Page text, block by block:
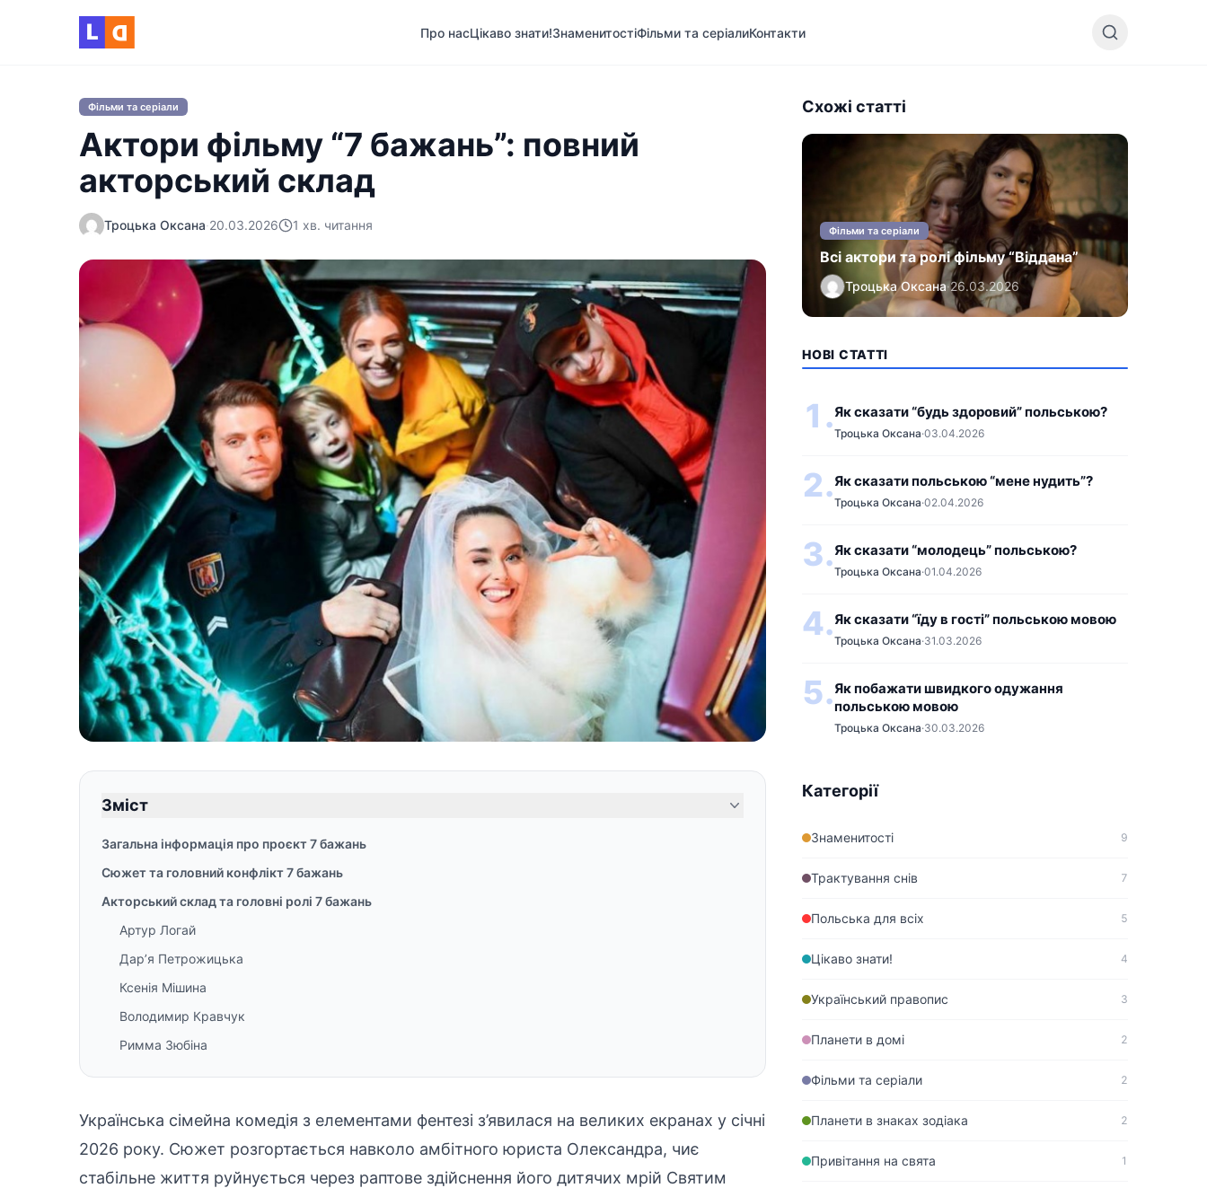
L D Про насЦікаво знати!ЗнаменитостіФільми та серіалиКонтакти
Фільми та серіали
Актори фільму “7 бажань”: повний
акторський склад
Троцька Оксана·20.03.2026 1 хв. читання
Зміст
Загальна інформація про проєкт 7 бажань
Сюжет та головний конфлікт 7 бажань
Акторський склад та головні ролі 7 бажань
Артур Логай
Дар’я Петрожицька
Ксенія Мішина
Володимир Кравчук
Римма Зюбіна
Українська сімейна комедія з елементами фентезі з’явилася на великих екранах у січні
2026 року. Сюжет розгортається навколо амбітного юриста Олександра, чиє
стабільне життя руйнується через раптове здійснення його дитячих мрій Святим
Схожі статті
Фільми та серіали
Всі актори та ролі фільму “Віддана”
Троцька Оксана·26.03.2026
НОВІ СТАТТІ
1.Як сказати “будь здоровий” польською?
Троцька Оксана·03.04.2026
2.Як сказати польською “мене нудить”?
Троцька Оксана·02.04.2026
3.Як сказати “молодець” польською?
Троцька Оксана·01.04.2026
4.Як сказати “їду в гості” польською мовою
Троцька Оксана·31.03.2026
5.Як побажати швидкого одужання
польською мовою
Троцька Оксана·30.03.2026
Категорії
Знаменитості 9
Трактування снів 7
Польська для всіх 5
Цікаво знати! 4
Український правопис 3
Планети в домі 2
Фільми та серіали 2
Планети в знаках зодіака 2
Привітання на свята 1